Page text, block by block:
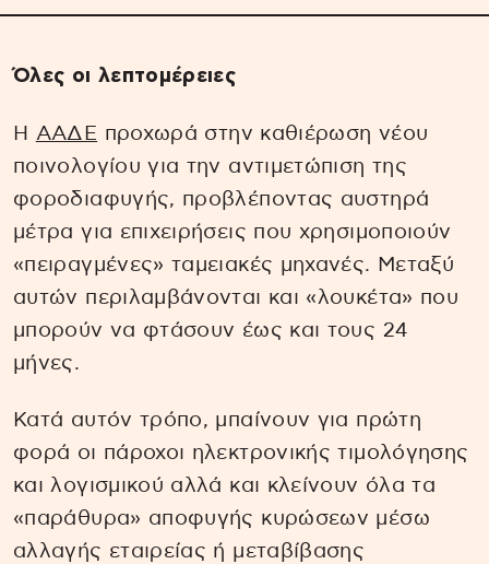
Όλες οι λεπτομέρειες
Η ΑΑΔΕ προχωρά στην καθιέρωση νέου
ποινολογίου για την αντιμετώπιση της
φοροδιαφυγής, προβλέποντας αυστηρά
μέτρα για επιχειρήσεις που χρησιμοποιούν
«πειραγμένες» ταμειακές μηχανές. Μεταξύ
αυτών περιλαμβάνονται και «λουκέτα» που
μπορούν να φτάσουν έως και τους 24
μήνες.
Κατά αυτόν τρόπο, μπαίνουν για πρώτη
φορά οι πάροχοι ηλεκτρονικής τιμολόγησης
και λογισμικού αλλά και κλείνουν όλα τα
«παράθυρα» αποφυγής κυρώσεων μέσω
αλλαγής εταιρείας ή μεταβίβασης